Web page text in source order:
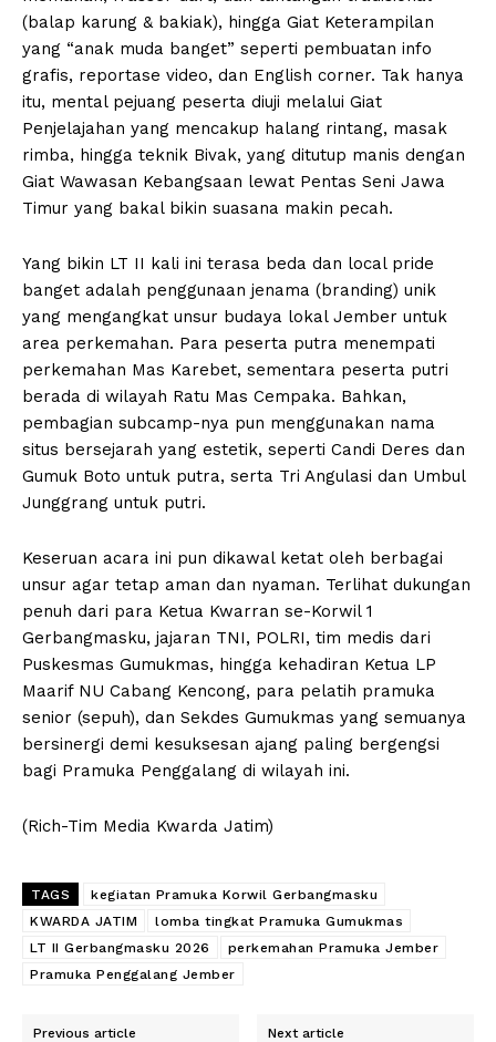
(balap karung & bakiak), hingga Giat Keterampilan
yang “anak muda banget” seperti pembuatan info
grafis, reportase video, dan English corner. Tak hanya
itu, mental pejuang peserta diuji melalui Giat
Penjelajahan yang mencakup halang rintang, masak
rimba, hingga teknik Bivak, yang ditutup manis dengan
Giat Wawasan Kebangsaan lewat Pentas Seni Jawa
Timur yang bakal bikin suasana makin pecah.
Yang bikin LT II kali ini terasa beda dan local pride
banget adalah penggunaan jenama (branding) unik
yang mengangkat unsur budaya lokal Jember untuk
area perkemahan. Para peserta putra menempati
perkemahan Mas Karebet, sementara peserta putri
berada di wilayah Ratu Mas Cempaka. Bahkan,
pembagian subcamp-nya pun menggunakan nama
situs bersejarah yang estetik, seperti Candi Deres dan
Gumuk Boto untuk putra, serta Tri Angulasi dan Umbul
Junggrang untuk putri.
Keseruan acara ini pun dikawal ketat oleh berbagai
unsur agar tetap aman dan nyaman. Terlihat dukungan
penuh dari para Ketua Kwarran se-Korwil 1
Gerbangmasku, jajaran TNI, POLRI, tim medis dari
Puskesmas Gumukmas, hingga kehadiran Ketua LP
Maarif NU Cabang Kencong, para pelatih pramuka
senior (sepuh), dan Sekdes Gumukmas yang semuanya
bersinergi demi kesuksesan ajang paling bergengsi
bagi Pramuka Penggalang di wilayah ini.
(Rich-Tim Media Kwarda Jatim)
TAGS
kegiatan Pramuka Korwil Gerbangmasku
KWARDA JATIM
lomba tingkat Pramuka Gumukmas
LT II Gerbangmasku 2026
perkemahan Pramuka Jember
Pramuka Penggalang Jember
Previous article Next article